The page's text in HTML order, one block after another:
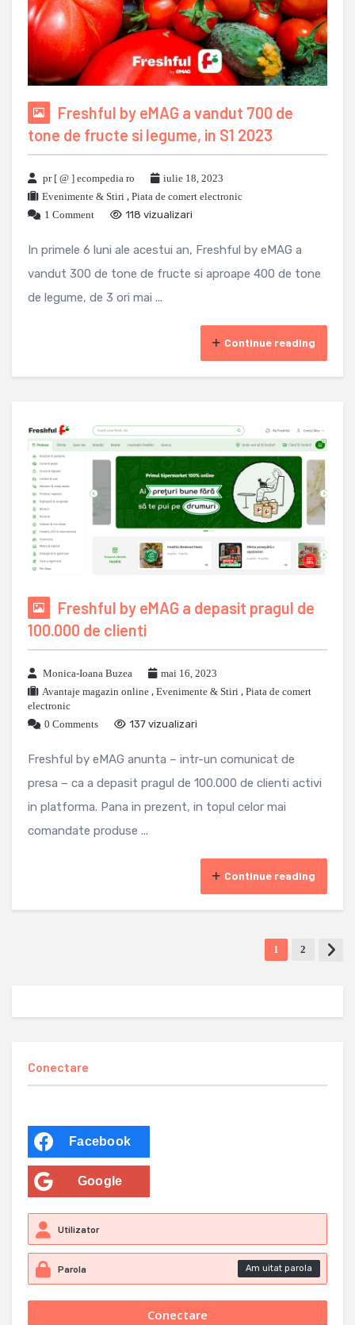
Freshful by eMAG a vandut 700 de
tone de fructe si legume, in S1 2023
pr [ @ ] ecompedia ro
iulie 18, 2023
Evenimente & Stiri , Piata de comert electronic
1 Comment
118 vizualizari
In primele 6 luni ale acestui an, Freshful by eMAG a
vandut 300 de tone de fructe si aproape 400 de tone
de legume, de 3 ori mai ...
Continue reading
Freshful by eMAG a depasit pragul de
100.000 de clienti
Monica-Ioana Buzea
mai 16, 2023
Avantaje magazin online , Evenimente & Stiri , Piata de comert
electronic
0 Comments
137 vizualizari
Freshful by eMAG anunta – intr-un comunicat de
presa – ca a depasit pragul de 100.000 de clienti activi
in platforma. Pana in prezent, in topul celor mai
comandate produse ...
Continue reading
1 2
Conectare
Facebook
Google
Am uitat parola